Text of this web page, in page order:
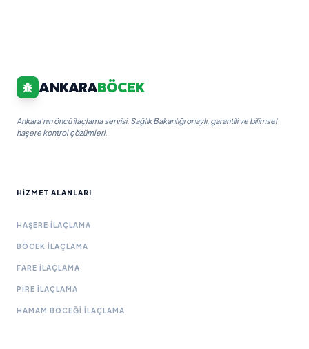
ANKARABÖCEK
Ankara'nın öncü ilaçlama servisi. Sağlık Bakanlığı onaylı, garantili ve bilimsel
haşere kontrol çözümleri.
HIZMET ALANLARI
HAŞERE İLAÇLAMA
BÖCEK İLAÇLAMA
FARE İLAÇLAMA
PIRE İLAÇLAMA
HAMAM BÖCEĞI İLAÇLAMA